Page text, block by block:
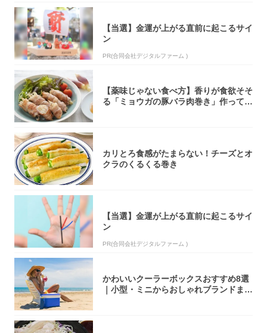
【当選】金運が上がる直前に起こるサイ
ン
PR(合同会社デジタルファーム )
【薬味じゃない食べ方】香りが食欲そそ
る「ミョウガの豚バラ肉巻き」作ってみ
カリとろ食感がたまらない！チーズとオ
クラのくるくる巻き
【当選】金運が上がる直前に起こるサイ
ン
PR(合同会社デジタルファーム )
かわいいクーラーボックスおすすめ8選
｜小型・ミニからおしゃれブランドまで